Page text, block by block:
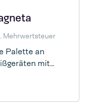
Mehrwertsteuer
Palette an
mit